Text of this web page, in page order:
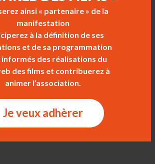
ainsi « partenaire » de la
manifestation
à la définition de ses
et de sa programmation
informés des réalisations du
des films et contribuerez à
animer l’association.
Je veux adhèrer